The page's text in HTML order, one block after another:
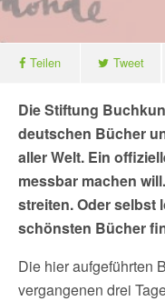
Teilen Tweet
Die Stiftung
deutschen Bücher
aller Welt. Ein
messbar machen
streiten. Oder selbst
schönsten Bücher
Die hier aufgeführten
vergangenen drei